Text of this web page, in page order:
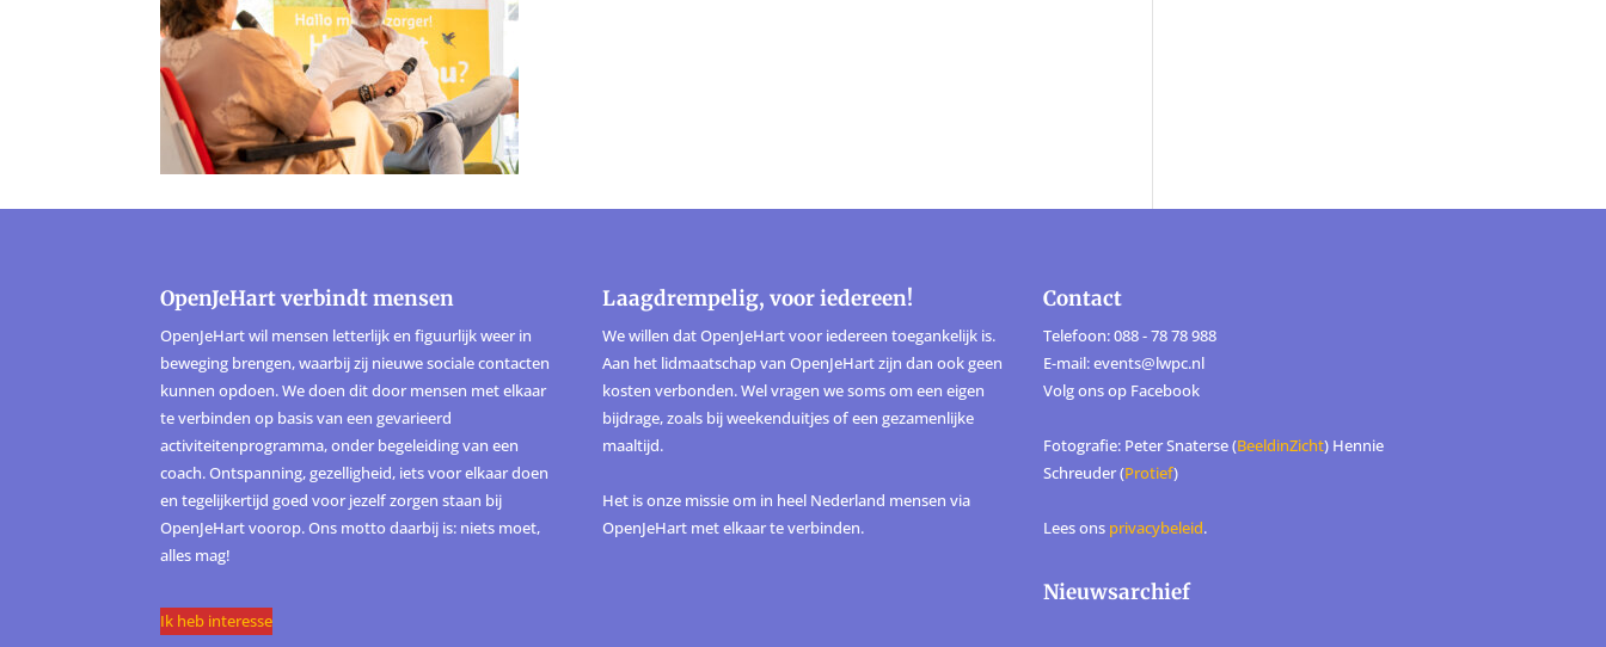
OpenJeHart verbindt mensen
OpenJeHart wil mensen letterlijk en figuurlijk weer in
beweging brengen, waarbij zij nieuwe sociale contacten
kunnen opdoen. We doen dit door mensen met elkaar
te verbinden op basis van een gevarieerd
activiteitenprogramma, onder begeleiding van een
coach. Ontspanning, gezelligheid, iets voor elkaar doen
en tegelijkertijd goed voor jezelf zorgen staan bij
OpenJeHart voorop. Ons motto daarbij is: niets moet,
alles mag!
Ik heb interesse
Laagdrempelig, voor iedereen!
We willen dat OpenJeHart voor iedereen toegankelijk is.
Aan het lidmaatschap van OpenJeHart zijn dan ook geen
kosten verbonden. Wel vragen we soms om een eigen
bijdrage, zoals bij weekenduitjes of een gezamenlijke
maaltijd.
Het is onze missie om in heel Nederland mensen via
OpenJeHart met elkaar te verbinden.
Contact
Telefoon: 088 - 78 78 988
E-mail: events@lwpc.nl
Volg ons op Facebook
Fotografie: Peter Snaterse (BeeldinZicht) Hennie
Schreuder (Protief)
Lees ons privacybeleid.
Nieuwsarchief